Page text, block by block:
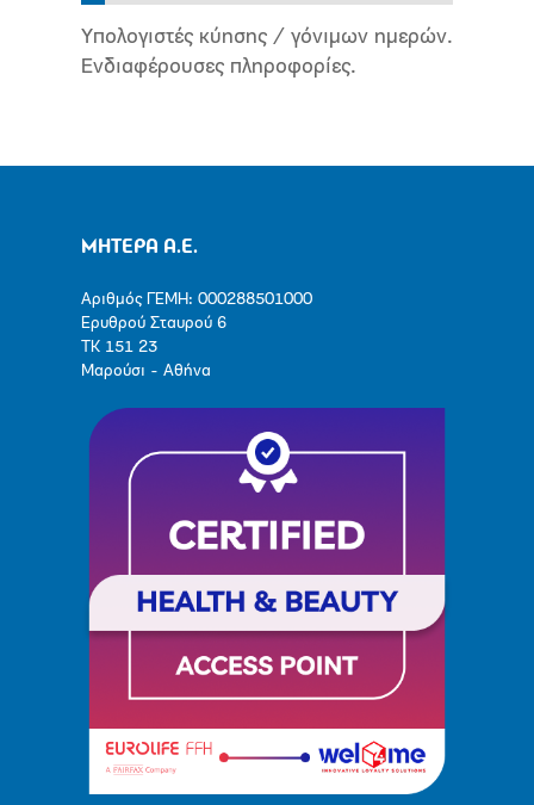
Υπολογιστές κύησης / γόνιμων ημερών.
Ενδιαφέρουσες πληροφορίες.
ΜΗΤΕΡΑ Α.Ε.
Αριθμός ΓΕΜΗ: 000288501000
Ερυθρού Σταυρού 6
ΤΚ 151 23
Μαρούσι - Αθήνα